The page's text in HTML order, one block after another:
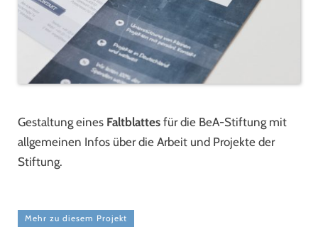
Gestaltung eines Faltblattes für die BeA-Stiftung mit
allgemeinen Infos über die Arbeit und Projekte der
Stiftung.
Mehr zu diesem Projekt